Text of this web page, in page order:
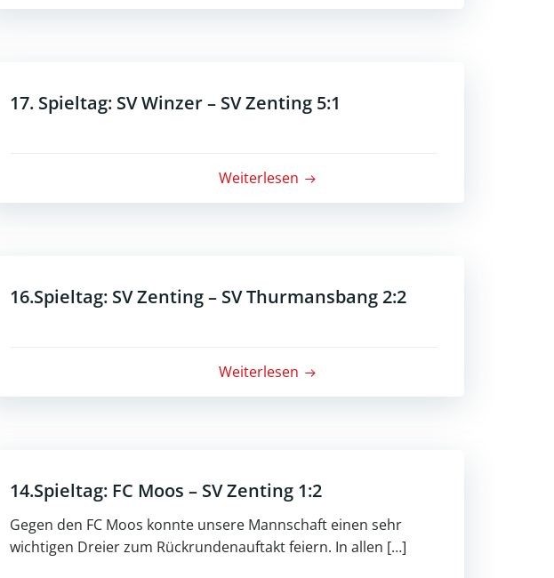
17. Spieltag: SV Winzer – SV Zenting 5:1
Weiterlesen
16.Spieltag: SV Zenting – SV Thurmansbang 2:2
Weiterlesen
14.Spieltag: FC Moos – SV Zenting 1:2
Gegen den FC Moos konnte unsere Mannschaft einen sehr
wichtigen Dreier zum Rückrundenauftakt feiern. In allen […]